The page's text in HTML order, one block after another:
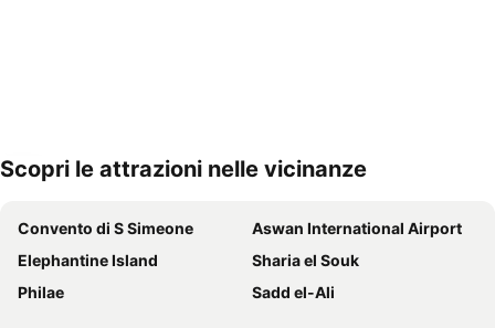
Espandi mappa
Scopri le attrazioni nelle vicinanze
Convento di S Simeone
Aswan International Airport
Elephantine Island
Sharia el Souk
Philae
Sadd el-Ali